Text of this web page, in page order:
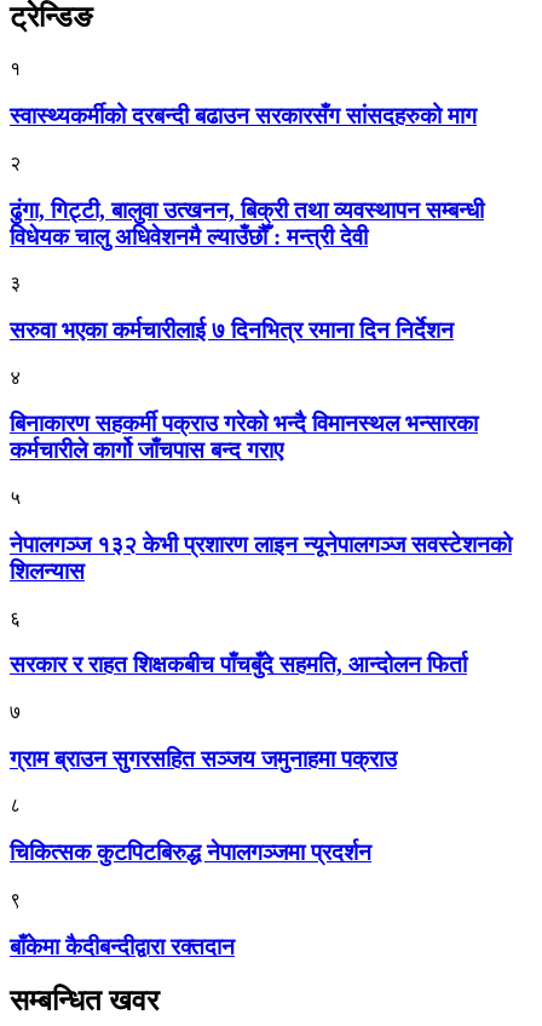
ट्रेन्डिङ
१
स्वास्थ्यकर्मीको दरबन्दी बढाउन सरकारसँग सांसदहरुको माग
२
ढुंगा, गिट्टी, बालुवा उत्खनन, बिक्री तथा व्यवस्थापन सम्बन्धी
विधेयक चालु अधिवेशनमै ल्याउँछौँ : मन्त्री देवी
३
सरुवा भएका कर्मचारीलाई ७ दिनभित्र रमाना दिन निर्देशन
४
बिनाकारण सहकर्मी पक्राउ गरेको भन्दै विमानस्थल भन्सारका
कर्मचारीले कार्गो जाँचपास बन्द गराए
५
नेपालगञ्ज १३२ केभी प्रशारण लाइन न्यूनेपालगञ्ज सवस्टेशनको
शिलन्यास
६
सरकार र राहत शिक्षकबीच पाँचबुँदे सहमति, आन्दोलन फिर्ता
७
ग्राम ब्राउन सुगरसहित सञ्जय जमुनाहमा पक्राउ
८
चिकित्सक कुटपिटबिरुद्ध नेपालगञ्जमा प्रदर्शन
९
बाँकेमा कैदीबन्दीद्वारा रक्तदान
सम्बन्धित खवर